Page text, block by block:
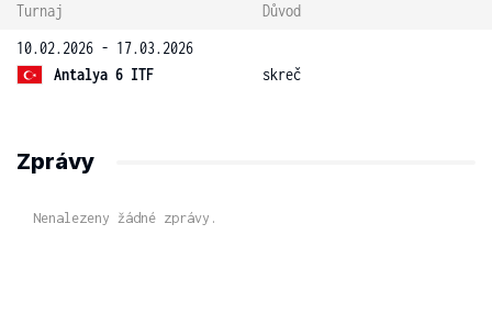
Turnaj
Důvod
10.02.2026 - 17.03.2026
Antalya 6 ITF
skreč
Zprávy
Nenalezeny žádné zprávy.